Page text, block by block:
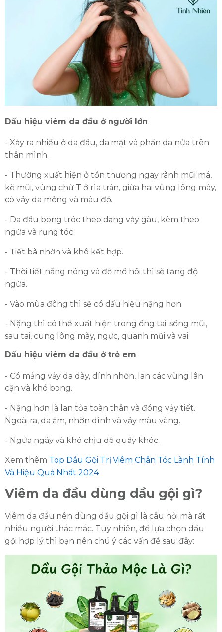
Dấu hiệu viêm da đầu ở người lớn
- Xảy ra nhiều ở da đầu, da mặt và phần da nửa trên
thân mình.
- Thường xuất hiện ở tổn thương ngay rãnh mũi má,
kẽ mũi, vùng chữ T ở rìa trán, giữa hai vùng lông mày,
có vảy da mỏng và màu đỏ.
- Da đầu bong tróc theo dạng vảy gàu, kèm theo
ngứa và rụng tóc.
- Tiết bã nhờn và khô kết hợp.
- Thời tiết nắng nóng và đổ mồ hôi thì sẽ tăng độ
ngứa.
- Vào mùa đông thì sẽ có dấu hiệu nặng hơn.
- Nặng thì có thể xuất hiện trong ống tai, sống mũi,
sau tai, cung lông mày, ngực, quanh mũi và vai.
Dấu hiệu viêm da đầu ở trẻ em
- Có mảng vảy da dày, dính nhờn, lan các vùng lân
cận và khó bong.
- Nặng hơn là lan tỏa toàn thân và đóng vảy tiết.
Ngoài ra, da ẩm, nhờn dính và vảy màu vàng.
- Ngứa ngáy và khó chịu dễ quấy khóc.
Xem thêm Top Dầu Gội Trị Viêm Chân Tóc Lành Tính
Và Hiệu Quả Nhất 2024
Viêm da đầu dùng dầu gội gì?
Viêm da đầu nên dùng dầu gội gì là câu hỏi mà rất
nhiều người thắc mắc. Tuy nhiên, để lựa chọn dầu
gội hợp lý thì bạn nên chú ý các vấn đề sau đây:
ĐĂNG KÝ TƯ VẤN MIỄN PHÍ
HOÀN THÀNH
Đăng ký tư vấn trực tiếp 24/7: